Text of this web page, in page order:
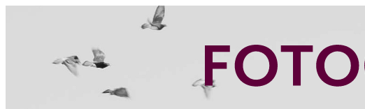
Aktuelle Seite: Editorial_Wozu Gender?_Fotogeschichte_Heft 155_2020